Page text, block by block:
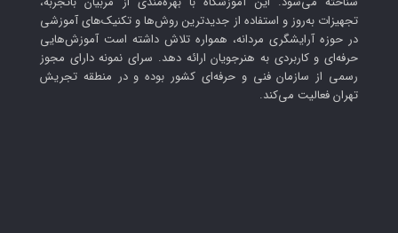
تجهیزات به‌روز و استفاده از جدیدترین روش‌ها و تکنیک‌های آموزشی
در حوزه آرایشگری مردانه، همواره تلاش داشته است آموزش‌هایی
حرفه‌ای و کاربردی به هنرجویان ارائه دهد. سرای نمونه دارای مجوز
رسمی از سازمان فنی و حرفه‌ای کشور بوده و در منطقه تجریش
تهران فعالیت می‌کند.